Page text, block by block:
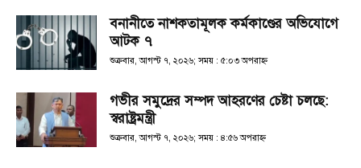
বনানীতে নাশকতামূলক কর্মকাণ্ডের অভিযোগে
আটক ৭
শুক্রবার, আগস্ট ৭, ২০২৬; সময় : ৫:০৩ অপরাহ্ণ
গভীর সমুদ্রের সম্পদ আহরণের চেষ্টা চলছে:
স্বরাষ্ট্রমন্ত্রী
শুক্রবার, আগস্ট ৭, ২০২৬; সময় : ৪:৫৬ অপরাহ্ণ